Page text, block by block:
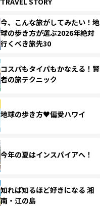
今、こんな旅がしてみたい！地
球の歩き方が選ぶ2026年絶対
行くべき旅先30
コスパもタイパもかなえる！賢
者の旅テクニック
地球の歩き方♥偏愛ハワイ
今年の夏はインスパイアへ！
知れば知るほど好きになる 湘
南・江の島